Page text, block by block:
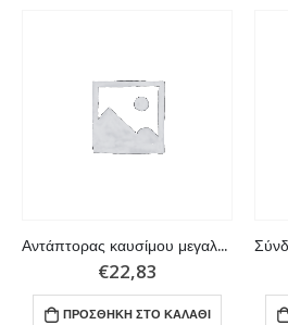
Αντάπτορας καυσίμου μεγαλος Suzuki με διαμετρο 5/16″
€22,83
ΠΡΟΣΘΉΚΗ ΣΤΟ ΚΑΛΆΘΙ